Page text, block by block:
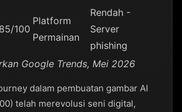
85/100
Platform
Permainan
Rendah -
Server
phishing
Google Trends, Mei 2026
dalam pembuatan gambar AI
telah merevolusi seni digital,